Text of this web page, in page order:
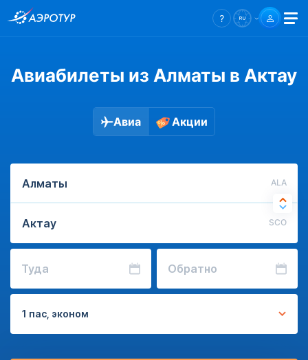
Авиабилеты из Алматы в Актау
Авиа Акции
ALA
SCO
Туда Обратно
1 пас, эконом